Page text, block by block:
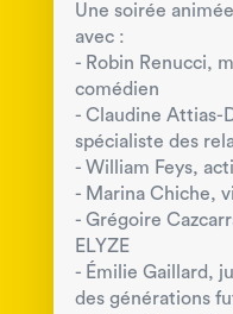
Une soirée
avec :
- Robin Renucci,
comédien
- Claudine Attias-
spécialiste des
- William Feys,
- Marina Chiche,
- Grégoire
ELYZE
- Émilie Gaillard,
des générations